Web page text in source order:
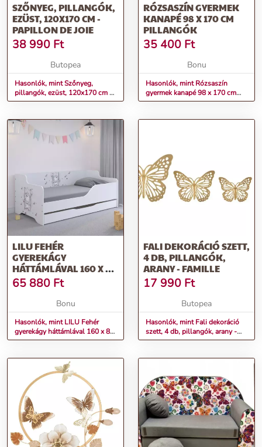
SZŐNYEG, PILLANGÓK,
EZÜST, 120X170 CM -
PAPILLON DE JOIE
38 990 Ft
Butopea
Hasonlók, mint Szőnyeg,
pillangók, ezüst, 120x170 cm -
PAPILLON DE JOIE
RÓZSASZÍN GYERMEK
KANAPÉ 98 X 170 CM
PILLANGÓK
35 400 Ft
Bonu
Hasonlók, mint Rózsaszín
gyermek kanapé 98 x 170 cm
Pillangók
LILU FEHÉR
GYEREKÁGY
HÁTTÁMLÁVAL 160 X 80
CM - PILLANGÓK
65 880 Ft
Bonu
Hasonlók, mint LILU Fehér
gyerekágy háttámlával 160 x 80
cm - Pillangók
FALI DEKORÁCIÓ SZETT,
4 DB, PILLANGÓK,
ARANY - FAMILLE
17 990 Ft
Butopea
Hasonlók, mint Fali dekoráció
szett, 4 db, pillangók, arany -
FAMILLE